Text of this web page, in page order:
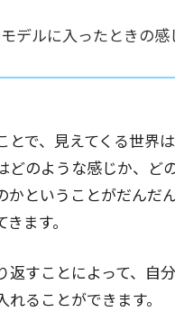
デルに入ったときの感
とで、見えてくる世界
どのような感じか、ど
かということがだんだ
ます。
返すことによって、自
ることができます。